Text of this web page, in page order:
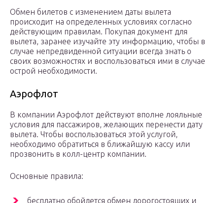
Обмен билетов с изменением даты вылета
происходит на определенных условиях согласно
действующим правилам. Покупая документ для
вылета, заранее изучайте эту информацию, чтобы в
случае непредвиденной ситуации всегда знать о
своих возможностях и воспользоваться ими в случае
острой необходимости.
Аэрофлот
В компании Аэрофлот действуют вполне лояльные
условия для пассажиров, желающих перенести дату
вылета. Чтобы воспользоваться этой услугой,
необходимо обратиться в ближайшую кассу или
прозвонить в колл-центр компании.
Основные правила:
бесплатно обойдется обмен дорогостоящих и